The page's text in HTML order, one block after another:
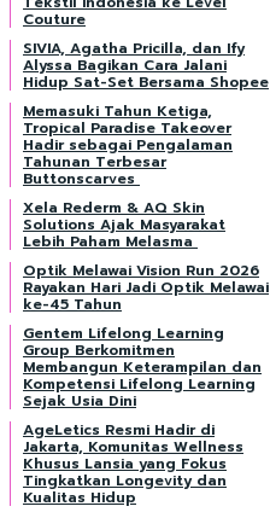
Couture
SIVIA, Agatha Pricilla, dan Ify
Alyssa Bagikan Cara Jalani
Hidup Sat-Set Bersama Shopee
Memasuki Tahun Ketiga,
Tropical Paradise Takeover
Hadir sebagai Pengalaman
Tahunan Terbesar
Buttonscarves
Xela Rederm & AQ Skin
Solutions Ajak Masyarakat
Lebih Paham Melasma
Optik Melawai Vision Run 2026
Rayakan Hari Jadi Optik Melawai
ke-45 Tahun
Gentem Lifelong Learning
Group Berkomitmen
Membangun Keterampilan dan
Kompetensi Lifelong Learning
Sejak Usia Dini
AgeLetics Resmi Hadir di
Jakarta, Komunitas Wellness
Khusus Lansia yang Fokus
Tingkatkan Longevity dan
Kualitas Hidup